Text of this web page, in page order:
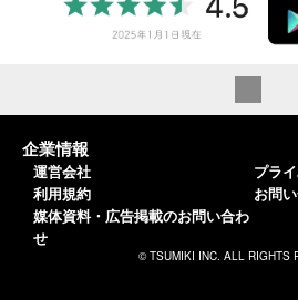
企業情報
運営会社
利用規約
媒体資料・広告掲載のお問い合わ
せ
プラ
お問
© TSUMIKI INC. ALL RIGHTS